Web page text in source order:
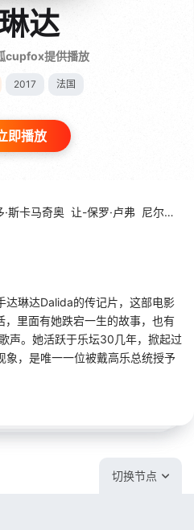
达
cupfox提供播放
2017 法国
即播放
·斯卡马奇奥 让-保罗·卢弗 尼尔斯·施内德
琳达Dalida的传记片，这部电影
，里面有她跌宕一生的故事，也有
声。她活跃于乐坛30几年，掀起过
象，是唯一一位被戴高乐总统授予
切换节点